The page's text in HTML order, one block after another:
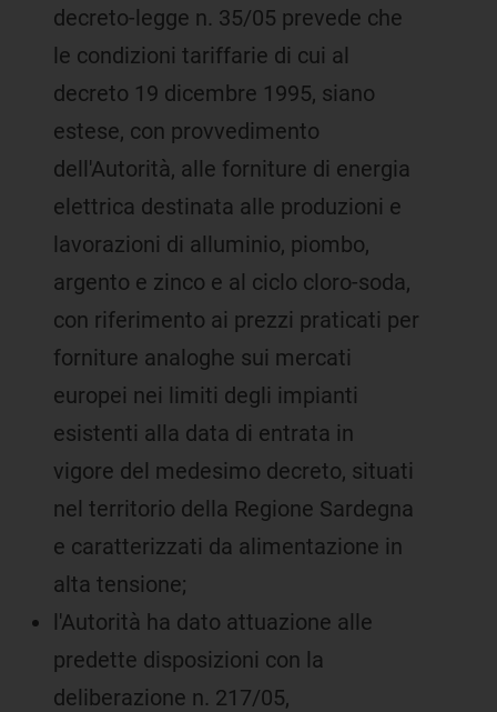
decreto-legge n. 35/05 prevede che
le condizioni tariffarie di cui al
decreto 19 dicembre 1995, siano
estese, con provvedimento
dell'Autorità, alle forniture di energia
elettrica destinata alle produzioni e
lavorazioni di alluminio, piombo,
argento e zinco e al ciclo cloro-soda,
con riferimento ai prezzi praticati per
forniture analoghe sui mercati
europei nei limiti degli impianti
esistenti alla data di entrata in
vigore del medesimo decreto, situati
nel territorio della Regione Sardegna
e caratterizzati da alimentazione in
alta tensione;
l'Autorità ha dato attuazione alle
predette disposizioni con la
deliberazione n. 217/05,